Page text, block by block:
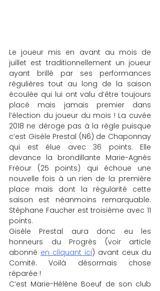
Le joueur mis en avant au mois de
juillet est traditionnellement un joueur
ayant brillé par ses performances
régulières tout au long de la saison
écoulée qui lui ont valu d’être toujours
placé mais jamais premier dans
l’élection du joueur du mois ! La cuvée
2018 ne déroge pas à la règle puisque
c’est Gisèle Prestal (N6) de Chaponnay
qui est élue avec 36 points. Elle
devance la brondillante Marie-Agnès
Fréour (25 points) qui échoue une
nouvelle fois à un rien de la première
place mais dont la régularité cette
saison est néanmoins remarquable.
Stéphane Faucher est troisième avec 11
points.
Gisèle Prestal aura donc eu les
honneurs du Progrès (voir article
abonné en cliquant ici) avant ceux du
Comité. Voilà désormais chose
réparée !
C’est Marie-Hélène Boeuf de son club